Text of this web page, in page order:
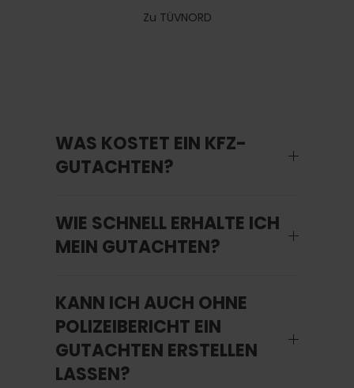
Zu TÜVNORD
WAS KOSTET EIN KFZ-
GUTACHTEN?
WIE SCHNELL ERHALTE ICH
MEIN GUTACHTEN?
KANN ICH AUCH OHNE
POLIZEIBERICHT EIN
GUTACHTEN ERSTELLEN
LASSEN?